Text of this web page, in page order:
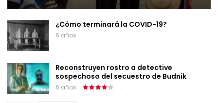
¿Cómo terminará la COVID-19?
6 años
Reconstruyen rostro a detective
sospechoso del secuestro de Budnik
6 años